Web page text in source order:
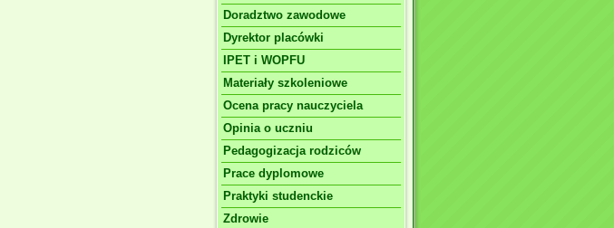
Doradztwo zawodowe
Dyrektor placówki
IPET i WOPFU
Materiały szkoleniowe
Ocena pracy nauczyciela
Opinia o uczniu
Pedagogizacja rodziców
Prace dyplomowe
Praktyki studenckie
Zdrowie